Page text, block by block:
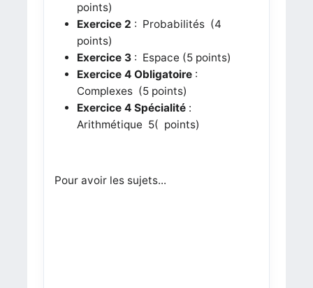
points)
Exercice 2 : Probabilités (4
points)
Exercice 3: Espace (5 points)
Exercice 4 Obligatoire :
Complexes (5 points)
Exercice 4 Spécialité :
Arithmétique 5( points)
Pour avoir les sujets...